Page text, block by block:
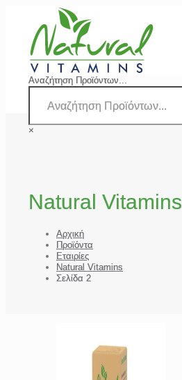
Αναζήτηση Προϊόντων...
×
Natural Vitamins
Αρχική
Προϊόντα
Εταιρίες
Natural Vitamins
Σελίδα 2